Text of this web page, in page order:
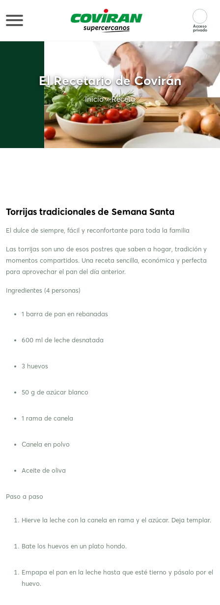
Acceso
privado
El Recetario de Covirán
Inicio Receta
Torrijas tradicionales de Semana Santa
El dulce de siempre, fácil y reconfortante para toda la familia
Las torrijas son uno de esos postres que saben a hogar, tradición y
momentos compartidos. Una receta sencilla, económica y perfecta
para aprovechar el pan del día anterior.
Ingredientes (4 personas)
1 barra de pan en rebanadas
600 ml de leche desnatada
3 huevos
50 g de azúcar blanco
1 rama de canela
Canela en polvo
Aceite de oliva
Paso a paso
Hierve la leche con la canela en rama y el azúcar. Deja templar.
Bate los huevos en un plato hondo.
Empapa el pan en la leche hasta que esté tierno y pásalo por el
huevo.